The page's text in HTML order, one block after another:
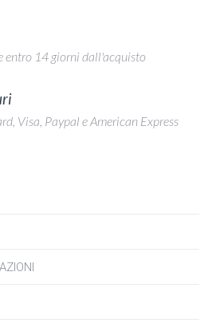
entro 14 giorni dall'acquisto
Visa, Paypal e American Express